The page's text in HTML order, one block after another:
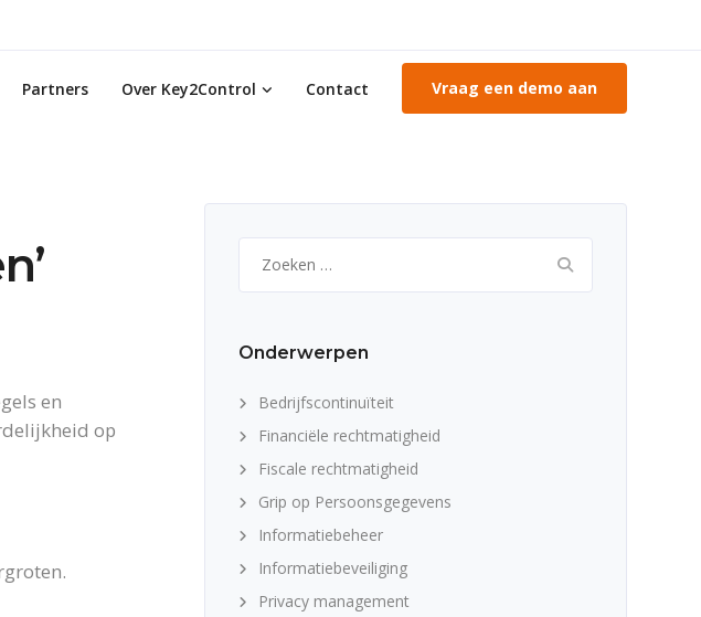
Partners Over Key2Control Contact Vraag een demo aan
en
op
naar:
Onderwerpen
Bedrijfscontinuïteit
Financiële rechtmatigheid
Fiscale rechtmatigheid
Grip op Persoonsgegevens
Informatiebeheer
Informatiebeveiliging
Privacy management